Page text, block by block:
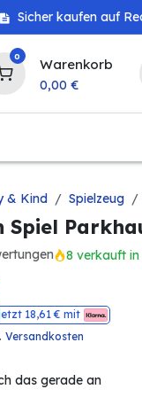
Sicher kaufen auf
0 Warenkorb
0,00 €
& Kind Spielzeug
Spiel
8 verkauft in
18,61€ mit
. Versandkosten
das gerade an